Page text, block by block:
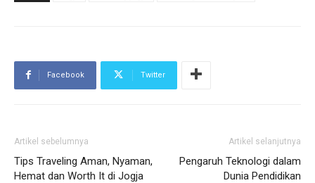
Facebook Twitter
Artikel sebelumnya
Tips Traveling Aman, Nyaman,
Hemat dan Worth It di Jogja
Artikel selanjutnya
Pengaruh Teknologi dalam
Dunia Pendidikan